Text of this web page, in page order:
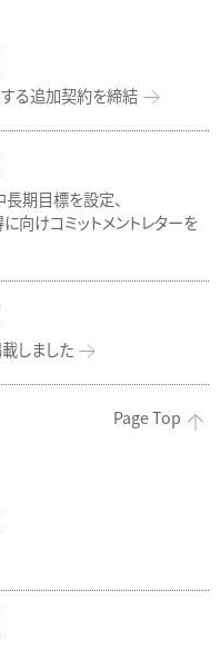
する追加契約を締結
期目標を設定、
向けコミットメントレターを
しました
Page Top